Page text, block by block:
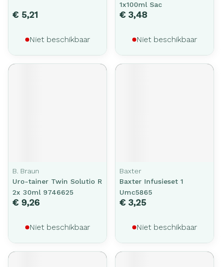
€ 5,21
Niet beschikbaar
1x100ml Sac
€ 3,48
Niet beschikbaar
B. Braun
Uro-tainer Twin Solutio R
2x 30ml 9746625
€ 9,26
Niet beschikbaar
Baxter
Baxter Infusieset 1
Umc5865
€ 3,25
Niet beschikbaar